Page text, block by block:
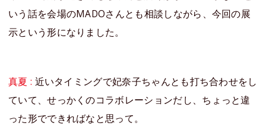
いう話を会場のMADOさんとも相談しながら、今回の展
示という形になりました。
真夏 : 近いタイミングで妃奈子ちゃんとも打ち合わせをし
ていて、せっかくのコラボレーションだし、ちょっと違
った形でできればなと思って。